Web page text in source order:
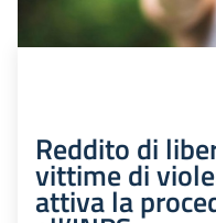
Reddito di
vittime di
attiva la